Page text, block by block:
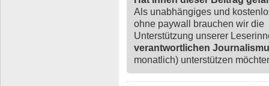
Als unabhängiges und
ohne paywall brauchen wir die
Unterstützung unserer
verantwortlichen
monatlich) unterstützen